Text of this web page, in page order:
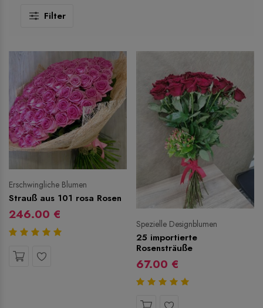
Filter
Erschwingliche Blumen
Strauß aus 101 rosa Rosen
246.00 €
Spezielle Designblumen
25 importierte
Rosensträuße
67.00 €